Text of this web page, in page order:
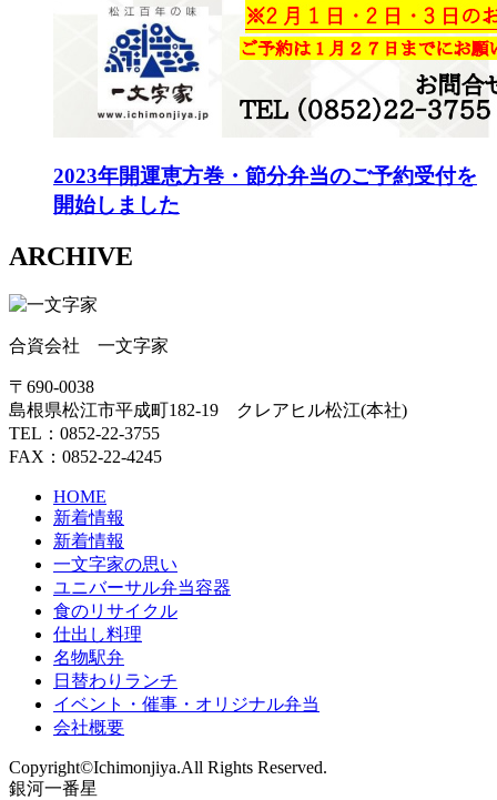
2023年開運恵方巻・節分弁当のご予約受付を
開始しました
ARCHIVE
合資会社 一文字家
〒690-0038
島根県松江市平成町182-19 クレアヒル松江(本社)
TEL：0852-22-3755
FAX：0852-22-4245
HOME
新着情報
新着情報
一文字家の思い
ユニバーサル弁当容器
食のリサイクル
仕出し料理
名物駅弁
日替わりランチ
イベント・催事・オリジナル弁当
会社概要
Copyright©Ichimonjiya.All Rights Reserved.
銀河一番星